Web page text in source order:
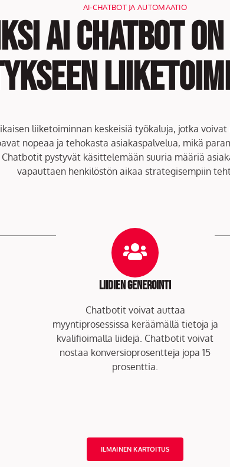
AI-CHATBOT JA AUTOMAATIO
AI Chatbot
liiketoiminnan keskeisiä työkaluja, jotka
nopeaa ja tehokasta asiakaspalvelua, mikä
pystyvät käsittelemään suuria määriä
vapauttaen henkilöstön aikaa strategisempiin
Liidien generointi
Chatbotit voivat auttaa
myyntiprosessissa keräämällä tietoja ja
kvalifioimalla liidejä. Chatbotit voivat
nostaa konversioprosentteja jopa 15
prosenttia.
ILMAINEN KARTOITUS